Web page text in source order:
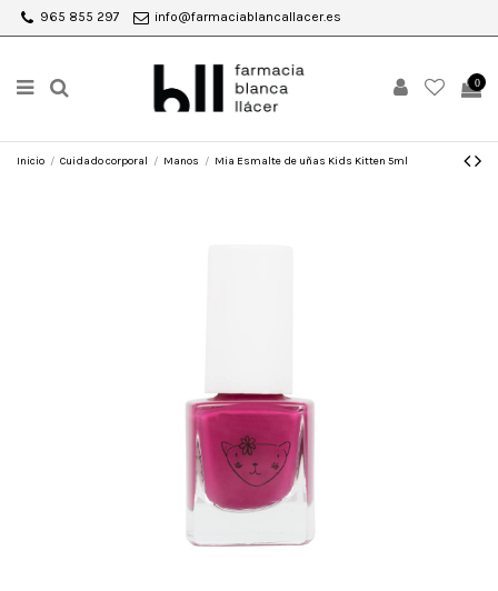
965 855 297 info@farmaciablancallacer.es
0
Inicio Cuidado corporal Manos Mia Esmalte de uñas Kids Kitten 5ml